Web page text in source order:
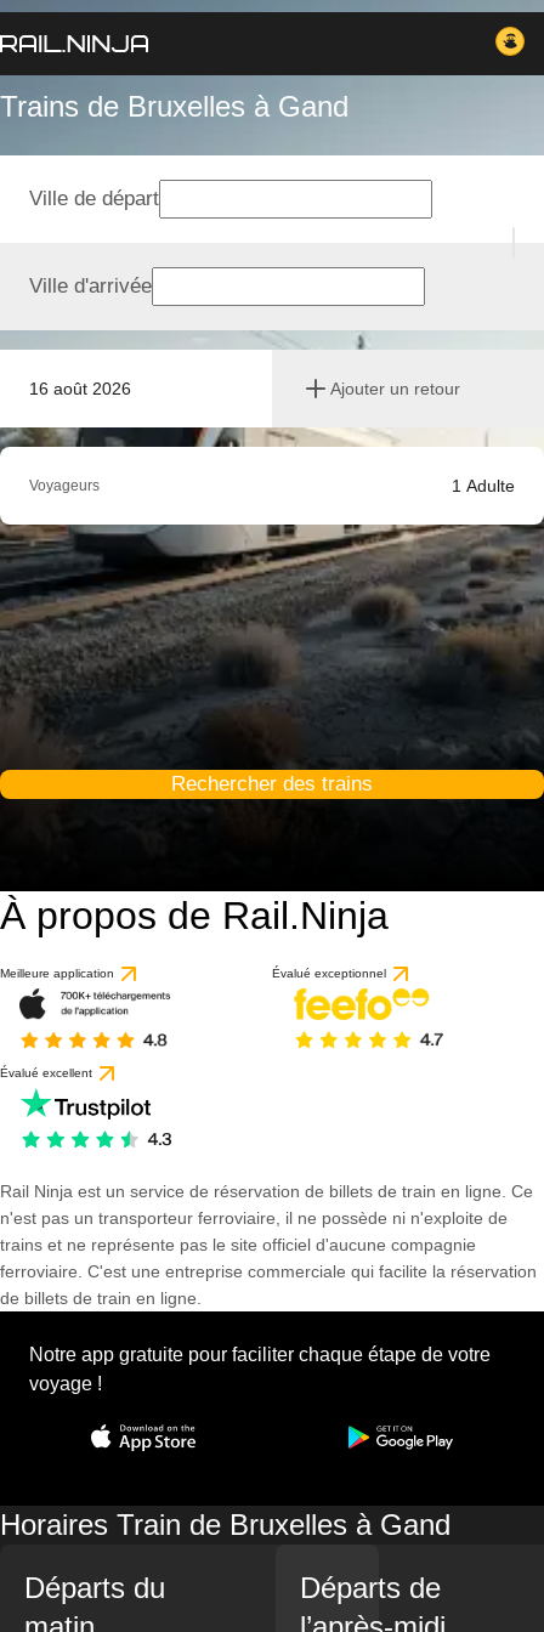
Trains de Bruxelles à Gand
16 août 2026 Ajouter un retour
Ville de départ
Ville d'arrivée
Voyageurs 1 Adulte
Rechercher des trains
À propos de Rail.Ninja
Meilleure application Évalué exceptionnel
Évalué excellent
Rail Ninja est un service de réservation de billets de train en ligne. Ce
n'est pas un transporteur ferroviaire, il ne possède ni n'exploite de
trains et ne représente pas le site officiel d'aucune compagnie
ferroviaire. C'est une entreprise commerciale qui facilite la réservation
de billets de train en ligne.
Notre app gratuite pour faciliter chaque étape de votre
voyage !
Horaires Train de Bruxelles à Gand
Départs du
Départs de